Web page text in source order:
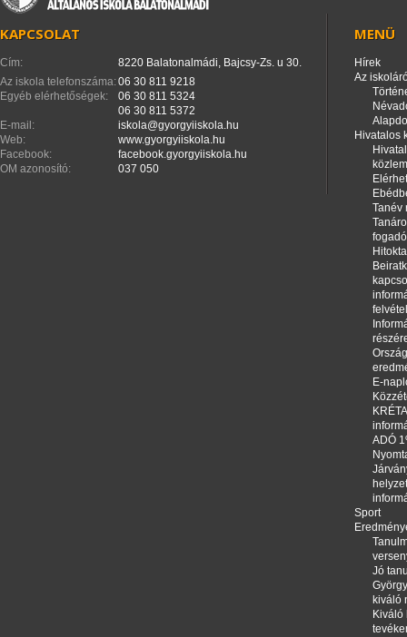
KAPCSOLAT
Cím:
8220 Balatonalmádi, Bajcsy-Zs. u 30.
Az iskola telefonszáma:06 30 811 9218
Egyéb elérhetőségek:
06 30 811 5324
06 30 811 5372
E-mail:
iskola@gyorgyiiskola.hu
Web:
www.gyorgyiiskola.hu
Facebook:
facebook.gyorgyiiskola.hu
OM azonosító:
037 050
MENÜ
Hírek
Az
Hivatalos
Tanév
E-
ADÓ
Sport
Jó
kiváló
Kiváló